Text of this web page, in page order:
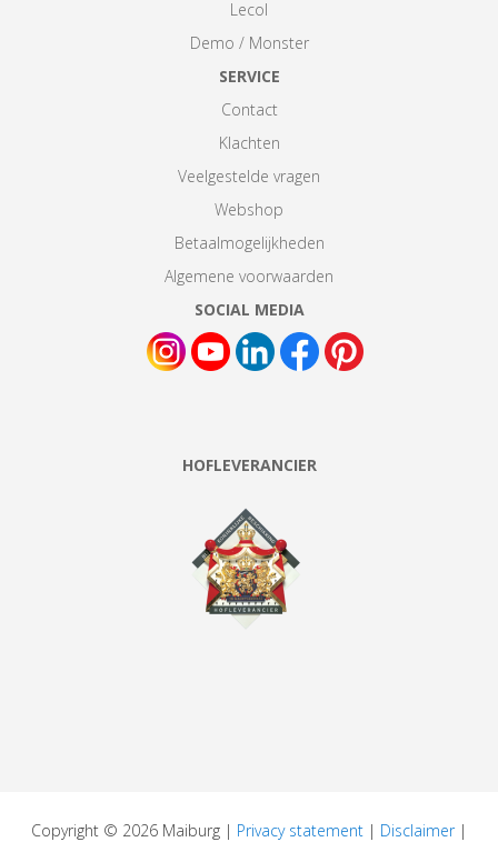
Lecol
Demo / Monster
SERVICE
Contact
Klachten
Veelgestelde vragen
Webshop
Betaalmogelijkheden
Algemene voorwaarden
SOCIAL MEDIA
HOFLEVERANCIER
Copyright © 2026 Maiburg | Privacy statement | Disclaimer|